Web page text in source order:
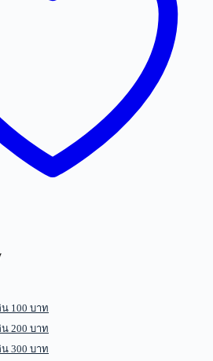
100 บาท
200 บาท
300 บาท